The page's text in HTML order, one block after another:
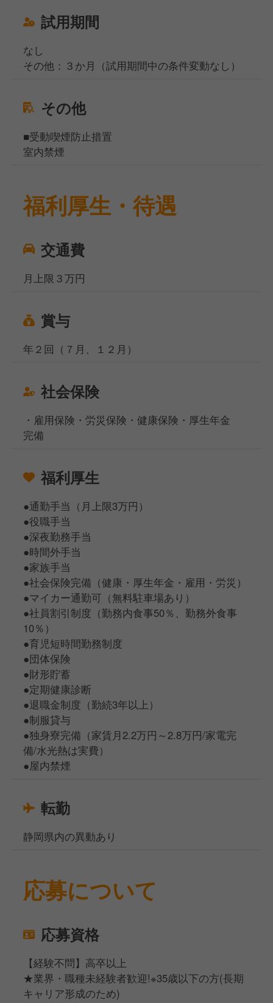
試用期間
なし
その他：３か月（試用期間中の条件変動なし）
その他
■受動喫煙防止措置
室内禁煙
福利厚生・待遇
交通費
月上限３万円
賞与
年２回（７月、１２月）
社会保険
・雇用保険・労災保険・健康保険・厚生年金
完備
福利厚生
●通勤手当（月上限3万円）
●役職手当
●深夜勤務手当
●時間外手当
●家族手当
●社会保険完備（健康・厚生年金・雇用・労災）
●マイカー通勤可（無料駐車場あり）
●社員割引制度（勤務内食事50％、勤務外食事
10％）
●育児短時間勤務制度
●団体保険
●財形貯蓄
●定期健康診断
●退職金制度（勤続3年以上）
●制服貸与
●独身寮完備（家賃月2.2万円～2.8万円/家電完
備/水光熱は実費）
●屋内禁煙
転勤
静岡県内の異動あり
応募について
応募資格
【経験不問】高卒以上
★業界・職種未経験者歓迎!※35歳以下の方(長期
キャリア形成のため)